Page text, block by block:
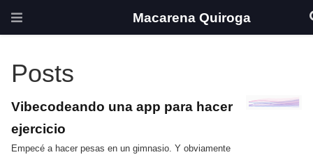
Macarena Quiroga
Posts
Vibecodeando una app para hacer
ejercicio
Empecé a hacer pesas en un gimnasio. Y obviamente